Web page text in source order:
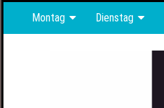
Montag Dienstag